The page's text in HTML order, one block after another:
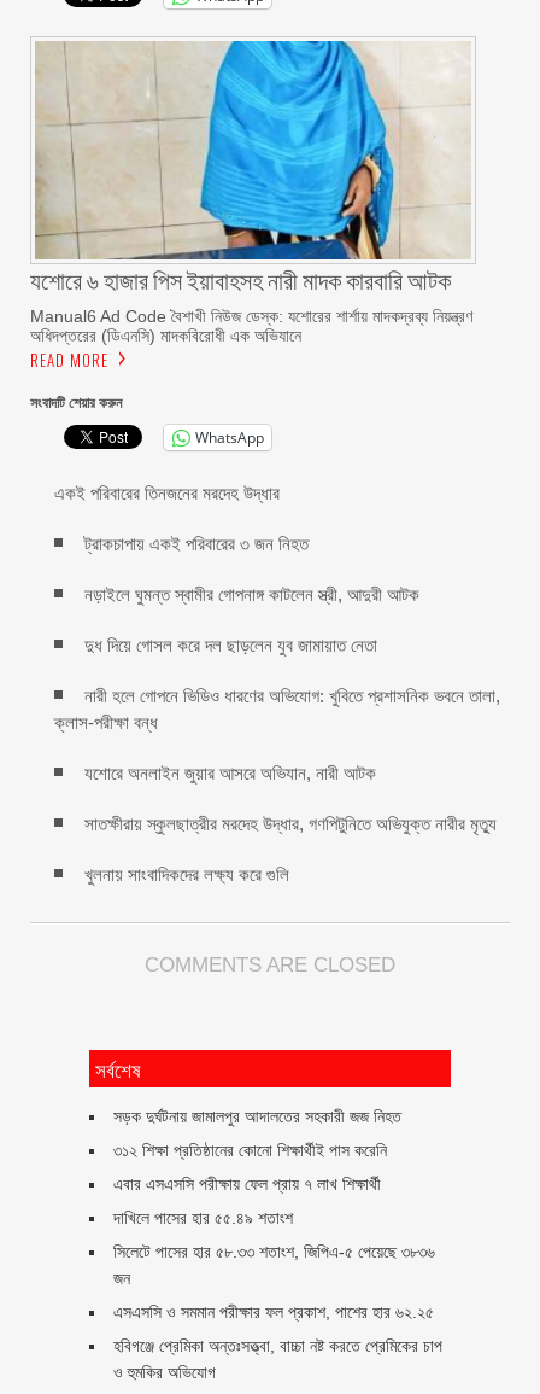
যশোরে ৬ হাজার পিস ইয়াবাহসহ নারী মাদক কারবারি আটক
Manual6 Ad Code বৈশাখী নিউজ ডেস্ক: যশোরের শার্শায় মাদকদ্রব্য নিয়ন্ত্রণ
অধিদপ্তরের (ডিএনসি) মাদকবিরোধী এক অভিযানে
READ MORE
সংবাদটি শেয়ার করুন
WhatsApp
একই পরিবারের তিনজনের মরদেহ উদ্ধার
ট্রাকচাপায় একই পরিবারের ৩ জন নিহত
নড়াইলে ঘুমন্ত স্বামীর গোপনাঙ্গ কাটলেন স্ত্রী, আদুরী আটক
দুধ দিয়ে গোসল করে দল ছাড়লেন যুব জামায়াত নেতা
নারী হলে গোপনে ভিডিও ধারণের অভিযোগ: খুবিতে প্রশাসনিক ভবনে তালা,
ক্লাস-পরীক্ষা বন্ধ
যশোরে অনলাইন জুয়ার আসরে অভিযান, নারী আটক
সাতক্ষীরায় স্কুলছাত্রীর মরদেহ উদ্ধার, গণপিটুনিতে অভিযুক্ত নারীর মৃত্যু
খুলনায় সাংবাদিকদের লক্ষ্য করে গুলি
COMMENTS ARE CLOSED
সর্বশেষ
সড়ক দুর্ঘটনায় জামালপুর আদালতের সহকারী জজ নিহত
৩১২ শিক্ষা প্রতিষ্ঠানের কোনো শিক্ষার্থীই পাস করেনি
এবার এসএসসি পরীক্ষায় ফেল প্রায় ৭ লাখ শিক্ষার্থী
দাখিলে পাসের হার ৫৫.৪৯ শতাংশ
সিলেটে পাসের হার ৫৮.৩৩ শতাংশ, জিপিএ-৫ পেয়েছে ৩৮৩৬
জন
এসএসসি ও সমমান পরীক্ষার ফল প্রকাশ, পাশের হার ৬২.২৫
হবিগঞ্জে প্রেমিকা অন্তঃসত্ত্বা, বাচ্চা নষ্ট করতে প্রেমিকের চাপ
ও হুমকির অভিযোগ